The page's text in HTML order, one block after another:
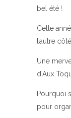
bel été !
Cette
l’autre
Une
d’Aux
Pourquoi
pour